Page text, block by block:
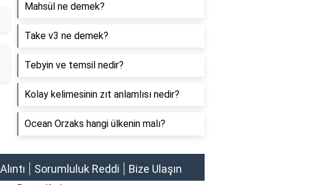
Mahsül ne demek?
Take v3 ne demek?
Tebyin ve temsil nedir?
Kolay kelimesinin zıt anlamlısı nedir?
Ocean Orzaks hangi ülkenin malı?
Sorumluluk Reddi Bize Ulaşın